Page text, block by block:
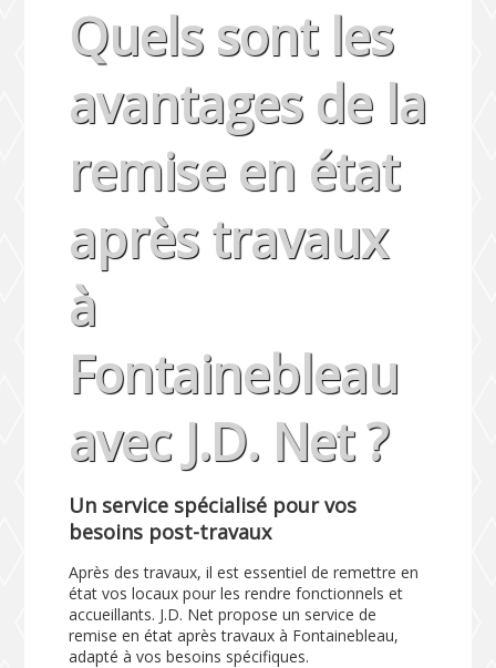
Quels sont les
avantages de la
remise en état
après travaux
à
Fontainebleau
avec J.D. Net ?
Un service spécialisé pour vos
besoins post-travaux
Après des travaux, il est essentiel de remettre en
état vos locaux pour les rendre fonctionnels et
accueillants. J.D. Net propose un service de
remise en état après travaux à Fontainebleau,
adapté à vos besoins spécifiques.